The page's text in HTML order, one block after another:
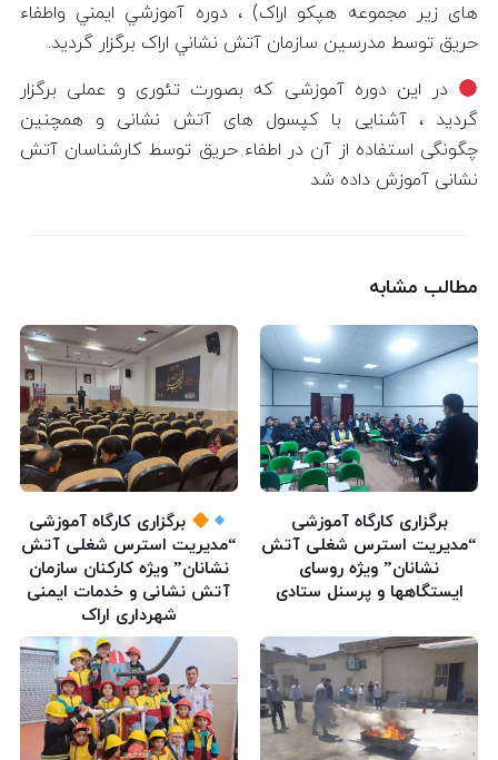
های زیر مجموعه هپکو اراک) ، دوره آموزشي ايمني واطفاء
حريق توسط مدرسين سازمان آتش نشاني اراک برگزار گردید.
در این دوره آموزشی که بصورت تئوری و عملی برگزار
گردید ، آشنایی با کپسول های آتش نشانی و همچنین
چگونگی استفاده از آن در اطفاء حریق توسط کارشناسان آتش
نشانی آموزش داده شد
مطالب مشابه
برگزاری کارگاه آموزشی
“مدیریت استرس شغلی آتش
نشانان” ویژه روسای
ایستگاهها و پرسنل ستادی
برگزاری کارگاه آموزشی
“مدیریت استرس شغلی آتش
نشانان” ویژه کارکنان سازمان
آتش نشانی و خدمات ایمنی
شهرداری اراک